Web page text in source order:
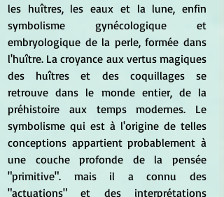
les huîtres, les eaux et la lune, enfin
symbolisme gynécologique et
embryologique de la perle, formée dans
l'huître. La croyance aux vertus magiques
des huîtres et des coquillages se
retrouve dans le monde entier, de la
préhistoire aux temps modernes. Le
symbolisme qui est à l'origine de telles
conceptions appartient probablement à
une couche profonde de la pensée
"primitive". mais il a connu des
"actuations" et des interprétations